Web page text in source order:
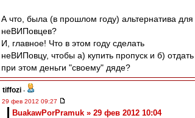
А что, была (в прошлом году) альтернатива для
неВИПовцев?
И, главное! Что в этом году сделать
неВИПовцу, чтобы а) купить пропуск и б) отдать
при этом деньги "своему" дяде?
tiffozi -
29 фев 2012 09:27
BuakawPorPramuk » 29 фев 2012 10:04